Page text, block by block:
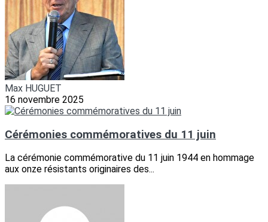
Max HUGUET
16 novembre 2025
Cérémonies commémoratives du 11 juin
La cérémonie commémorative du 11 juin 1944 en hommage
aux onze résistants originaires des...